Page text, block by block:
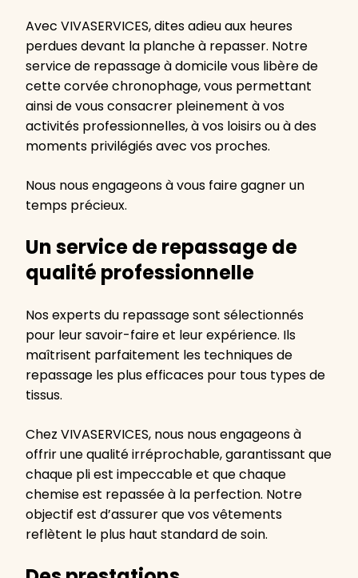
Avec VIVASERVICES, dites adieu aux heures
perdues devant la planche à repasser. Notre
service de repassage à domicile vous libère de
cette corvée chronophage, vous permettant
ainsi de vous consacrer pleinement à vos
activités professionnelles, à vos loisirs ou à des
moments privilégiés avec vos proches.
Nous nous engageons à vous faire gagner un
temps précieux.
Un service de repassage de
qualité professionnelle
Nos experts du repassage sont sélectionnés
pour leur savoir-faire et leur expérience. Ils
maîtrisent parfaitement les techniques de
repassage les plus efficaces pour tous types de
tissus.
Chez VIVASERVICES, nous nous engageons à
offrir une qualité irréprochable, garantissant que
chaque pli est impeccable et que chaque
chemise est repassée à la perfection. Notre
objectif est d’assurer que vos vêtements
reflètent le plus haut standard de soin.